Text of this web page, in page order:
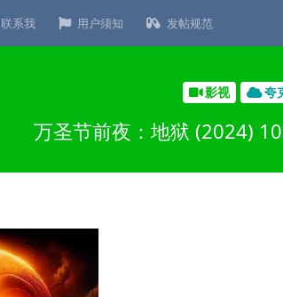
联系我 用户须知 发帖规范
影视 夸
万圣节前夜：地狱 (2024)